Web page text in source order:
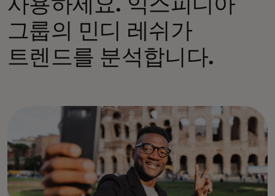
사용하세요. 익스피디아
그룹의 민디 레쉬가
트렌드를 분석합니다.